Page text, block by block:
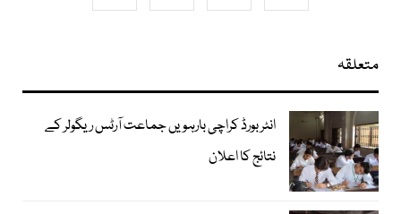
متعلقہ
انٹر بورڈ کراچی بارہویں جماعت آرٹس ریگولر کے
نتائج کا اعلان